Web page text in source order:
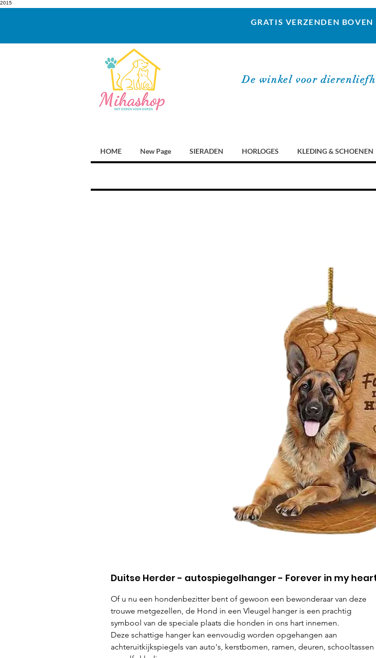
2015
GRATIS VERZENDEN BOVEN
De winkel voor
HOME New Page SIERADEN HORLOGES KLEDING & SCHOENEN
Duitse Herder - autospiegelhanger - Forever in my
Of u nu een hondenbezitter bent of gewoon een bewonderaar van deze
trouwe metgezellen, de Hond in een Vleugel hanger is een prachtig
symbool van de speciale plaats die honden in ons hart innemen.
Deze schattige hanger kan eenvoudig worden opgehangen aan
achteruitkijkspiegels van auto's, kerstbomen, ramen, deuren, schooltassen